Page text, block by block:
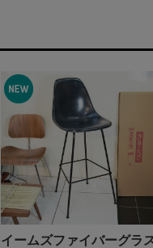
イームズファイバーグラ